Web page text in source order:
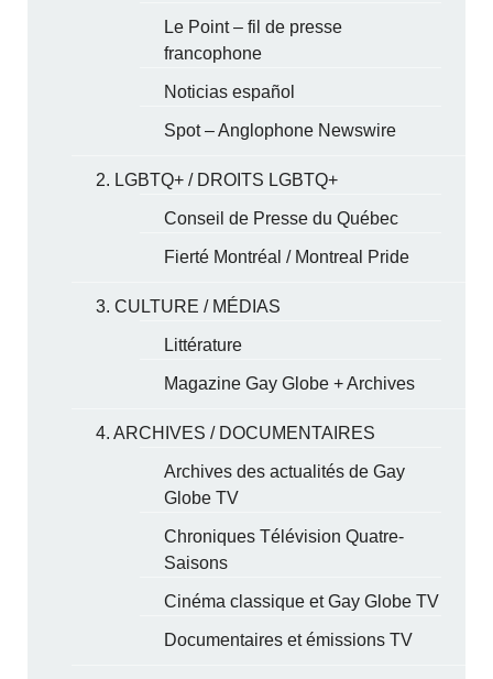
Le Point – fil de presse
francophone
Noticias español
Spot – Anglophone Newswire
2. LGBTQ+ / DROITS LGBTQ+
Conseil de Presse du Québec
Fierté Montréal / Montreal Pride
3. CULTURE / MÉDIAS
Littérature
Magazine Gay Globe + Archives
4. ARCHIVES / DOCUMENTAIRES
Archives des actualités de Gay
Globe TV
Chroniques Télévision Quatre-
Saisons
Cinéma classique et Gay Globe TV
Documentaires et émissions TV